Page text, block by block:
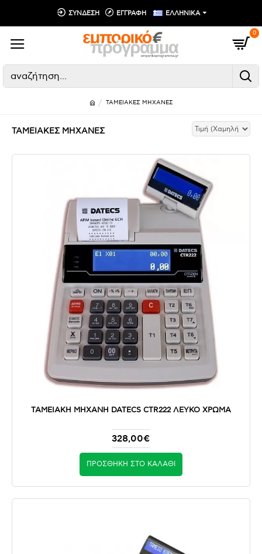
ΣΥΝΔΕΣΗ ΕΓΓΡΑΦΗ ΕΛΛΗΝΙΚΑ
0
ΤΑΜΕΙΑΚΕΣ ΜΗΧΑΝΕΣ
ΤΑΜΕΙΑΚΕΣ ΜΗΧΑΝΕΣ
ΤΑΜΕΙΑΚΗ ΜΗΧΑΝΗ DATECS CTR222 ΛΕΥΚΟ ΧΡΩΜΑ
328,00€
ΠΡΟΣΘΉΚΗ ΣΤΟ ΚΑΛΆΘΙ